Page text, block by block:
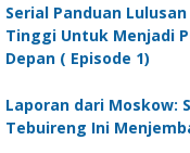
Depan”?
Serial Panduan
Tinggi Untuk Menjadi
Depan ( Episode 1)
Laporan dari Moskow:
Tebuireng Ini